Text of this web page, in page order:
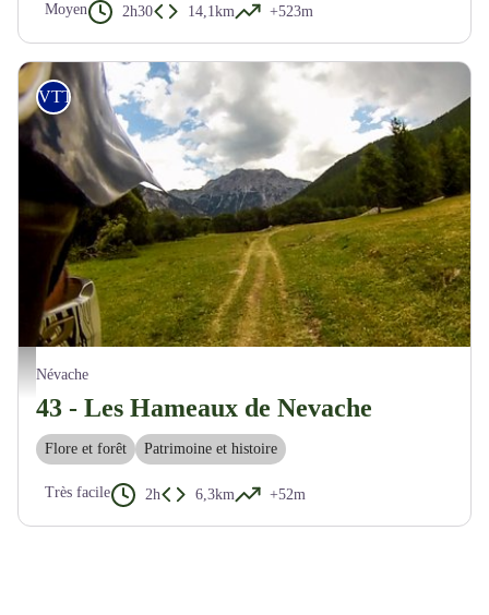
Moyen 2h30 14,1km +523m
Traversée du plateau de Névache - M. Buffet
VTT
Névache
43 - Les Hameaux de Nevache
Flore et forêt Patrimoine et histoire
Très facile 2h 6,3km +52m